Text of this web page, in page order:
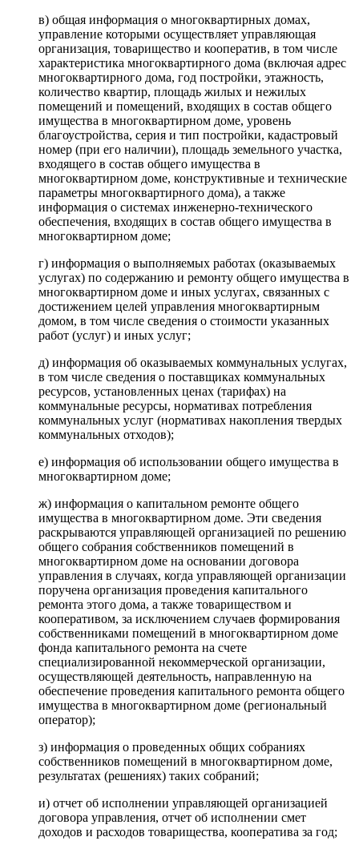
в) общая информация о многоквартирных домах,
управление которыми осуществляет управляющая
организация, товарищество и кооператив, в том числе
характеристика многоквартирного дома (включая адрес
многоквартирного дома, год постройки, этажность,
количество квартир, площадь жилых и нежилых
помещений и помещений, входящих в состав общего
имущества в многоквартирном доме, уровень
благоустройства, серия и тип постройки, кадастровый
номер (при его наличии), площадь земельного участка,
входящего в состав общего имущества в
многоквартирном доме, конструктивные и технические
параметры многоквартирного дома), а также
информация о системах инженерно-технического
обеспечения, входящих в состав общего имущества в
многоквартирном доме;
г) информация о выполняемых работах (оказываемых
услугах) по содержанию и ремонту общего имущества в
многоквартирном доме и иных услугах, связанных с
достижением целей управления многоквартирным
домом, в том числе сведения о стоимости указанных
работ (услуг) и иных услуг;
д) информация об оказываемых коммунальных услугах,
в том числе сведения о поставщиках коммунальных
ресурсов, установленных ценах (тарифах) на
коммунальные ресурсы, нормативах потребления
коммунальных услуг (нормативах накопления твердых
коммунальных отходов);
е) информация об использовании общего имущества в
многоквартирном доме;
ж) информация о капитальном ремонте общего
имущества в многоквартирном доме. Эти сведения
раскрываются управляющей организацией по решению
общего собрания собственников помещений в
многоквартирном доме на основании договора
управления в случаях, когда управляющей организации
поручена организация проведения капитального
ремонта этого дома, а также товариществом и
кооперативом, за исключением случаев формирования
собственниками помещений в многоквартирном доме
фонда капитального ремонта на счете
специализированной некоммерческой организации,
осуществляющей деятельность, направленную на
обеспечение проведения капитального ремонта общего
имущества в многоквартирном доме (региональный
оператор);
з) информация о проведенных общих собраниях
собственников помещений в многоквартирном доме,
результатах (решениях) таких собраний;
и) отчет об исполнении управляющей организацией
договора управления, отчет об исполнении смет
доходов и расходов товарищества, кооператива за год;